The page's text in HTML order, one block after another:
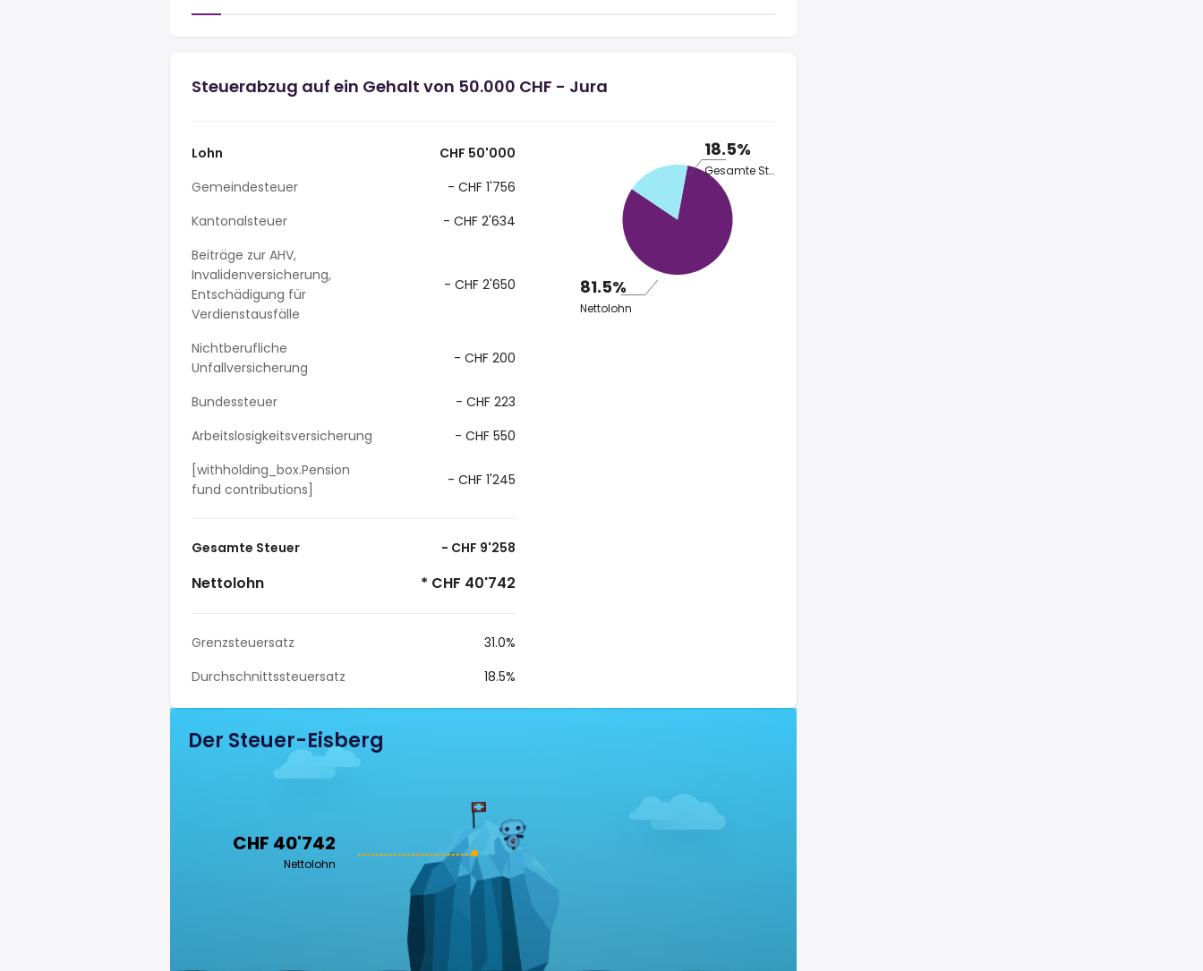
Steuerabzug auf ein Gehalt von 50.000 CHF - Jura
Lohn
CHF 50'000
Gemeindesteuer
- CHF 1'756
Kantonalsteuer
- CHF 2'634
Beiträge zur AHV,
Invalidenversicherung,
Entschädigung für
Verdienstausfälle
- CHF 2'650
Nichtberufliche
Unfallversicherung
- CHF 200
Bundessteuer
- CHF 223
Arbeitslosigkeitsversicherung
- CHF 550
[withholding_box.Pension
fund contributions]
- CHF 1'245
Gesamte Steuer - CHF 9'258
Nettolohn * CHF 40'742
Grenzsteuersatz
31.0%
Durchschnittssteuersatz
18.5%
18.5%
Gesamte Steuer
81.5%
Nettolohn
Der Steuer-Eisberg
CHF 40'742
Nettolohn